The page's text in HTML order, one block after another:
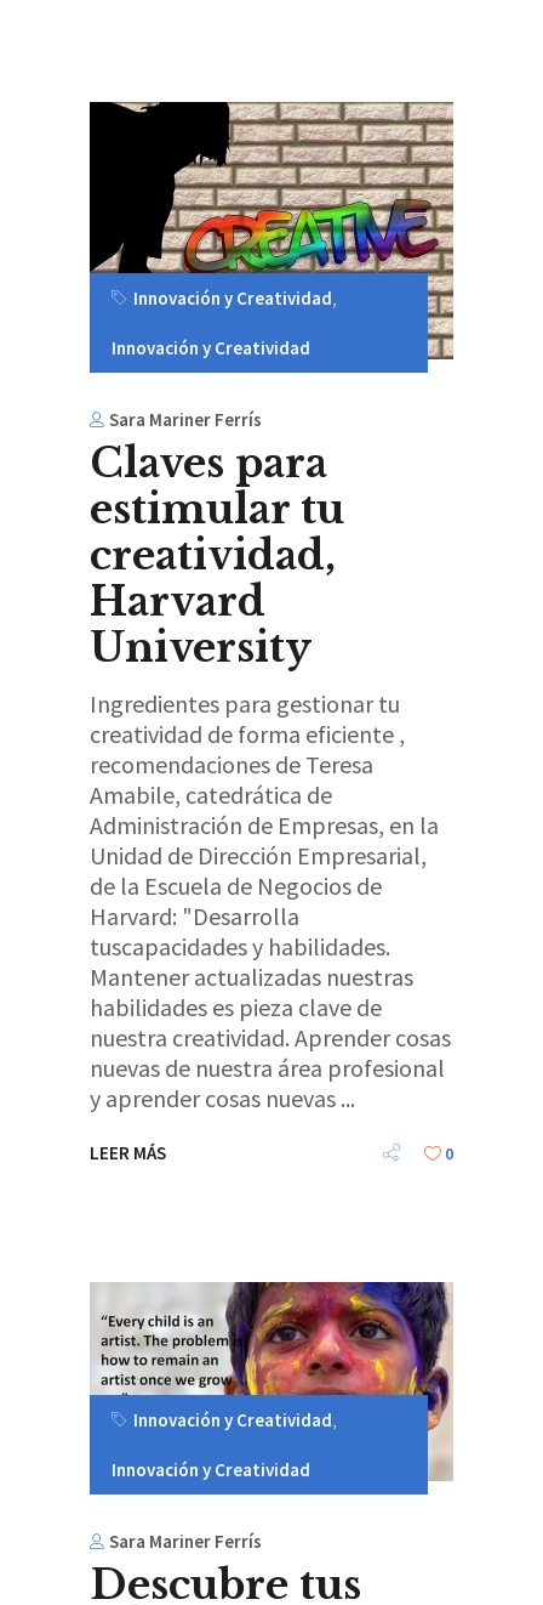
Innovación y Creatividad
Innovación y Creatividad
Sara Mariner Ferrís
Claves para
estimular tu
creatividad,
Harvard
University
Ingredientes para gestionar tu
creatividad de forma eficiente ,
recomendaciones de Teresa
Amabile, catedrática de
Administración de Empresas, en la
Unidad de Dirección Empresarial,
de la Escuela de Negocios de
Harvard: "Desarrolla
tuscapacidades y habilidades.
Mantener actualizadas nuestras
habilidades es pieza clave de
nuestra creatividad. Aprender cosas
nuevas de nuestra área profesional
y aprender cosas nuevas
LEER MÁS 0
Innovación y Creatividad
Innovación y Creatividad
Sara Mariner Ferrís
Descubre tus